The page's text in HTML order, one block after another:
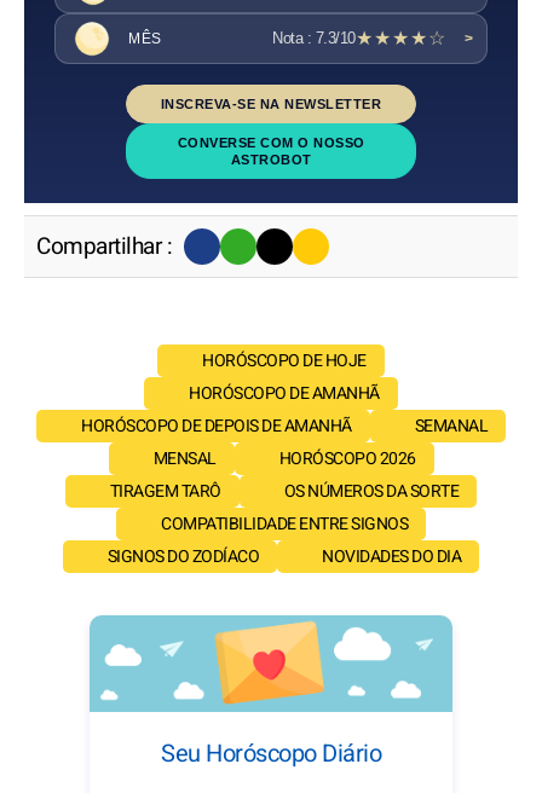
MÊS Nota : 7.3/10★★★★☆ >
INSCREVA-SE NA NEWSLETTER
CONVERSE COM O NOSSO
ASTROBOT
Compartilhar :
HORÓSCOPO DE HOJE
HORÓSCOPO DE AMANHÃ
HORÓSCOPO DE DEPOIS DE AMANHÃ
SEMANAL
MENSAL
HORÓSCOPO 2026
TIRAGEM TARÔ
OS NÚMEROS DA SORTE
COMPATIBILIDADE ENTRE SIGNOS
SIGNOS DO ZODÍACO
NOVIDADES DO DIA
Seu Horóscopo Diário